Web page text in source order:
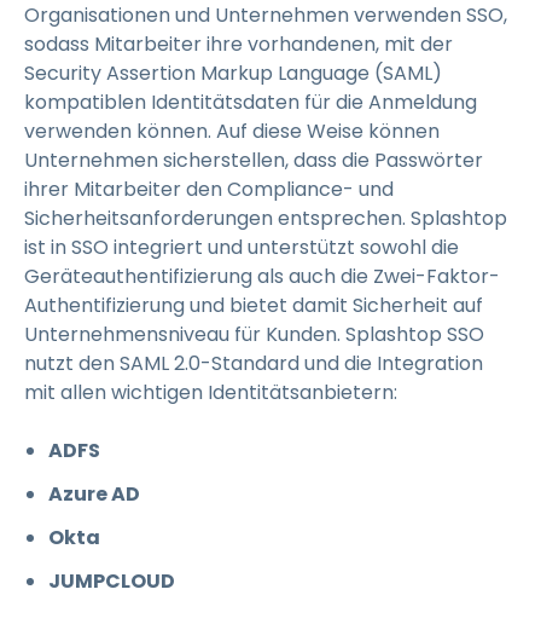
Organisationen und Unternehmen verwenden SSO,
sodass Mitarbeiter ihre vorhandenen, mit der
Security Assertion Markup Language (SAML)
kompatiblen Identitätsdaten für die Anmeldung
verwenden können. Auf diese Weise können
Unternehmen sicherstellen, dass die Passwörter
ihrer Mitarbeiter den Compliance- und
Sicherheitsanforderungen entsprechen. Splashtop
ist in SSO integriert und unterstützt sowohl die
Geräteauthentifizierung als auch die Zwei-Faktor-
Authentifizierung und bietet damit Sicherheit auf
Unternehmensniveau für Kunden. Splashtop SSO
nutzt den SAML 2.0-Standard und die Integration
mit allen wichtigen Identitätsanbietern:
ADFS
Azure AD
Okta
JUMPCLOUD